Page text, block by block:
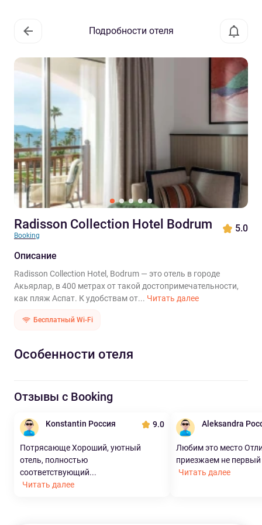
Подробности отеля
Radisson Collection Hotel Bodrum
Booking
5.0
Описание
Radisson Collection Hotel, Bodrum — это отель в городе
Акьярлар, в 400 метрах от такой достопримечательности,
как пляж Аспат. К удобствам от... Читать далее
Бесплатный Wi-Fi
Особенности отеля
Отзывы с Booking
Konstantin Россия 9.0
Потрясающе Хороший, уютный
отель, полностью
соответствующий...
Читать далее
Aleksandra
Любим это место
приезжаем не
Читать далее